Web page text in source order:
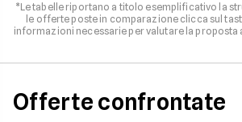
*Le tabelle riportano a titolo esemplificativo la
le offerte poste in comparazione clicca sul
informazioni necessarie per valutare la proposta
Offerte confrontate